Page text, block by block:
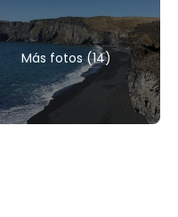
Más fotos (14)